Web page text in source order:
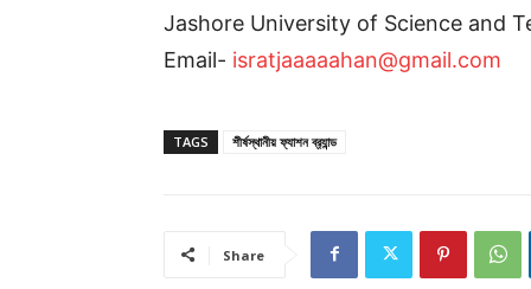
Jashore University of Science and
Email- isratjaaaaahan@gmail.com
TAGS শীর্ষস্থানীয় ফ্যাশন ব্র‍্যান্ড
Share